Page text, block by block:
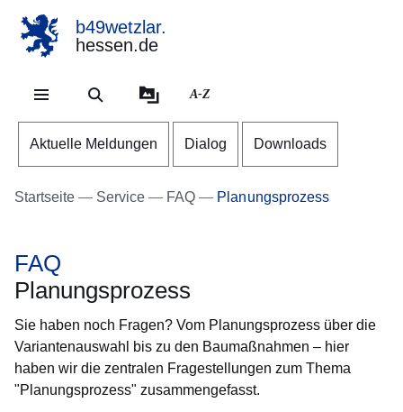
b49wetzlar.
hessen.de
A-Z
Aktuelle Meldungen Dialog Downloads
Startseite Service FAQ Planungsprozess
FAQ
Planungsprozess
Sie haben noch Fragen? Vom Planungsprozess über die
Variantenauswahl bis zu den Baumaßnahmen – hier
haben wir die zentralen Fragestellungen zum Thema
"Planungsprozess" zusammengefasst.